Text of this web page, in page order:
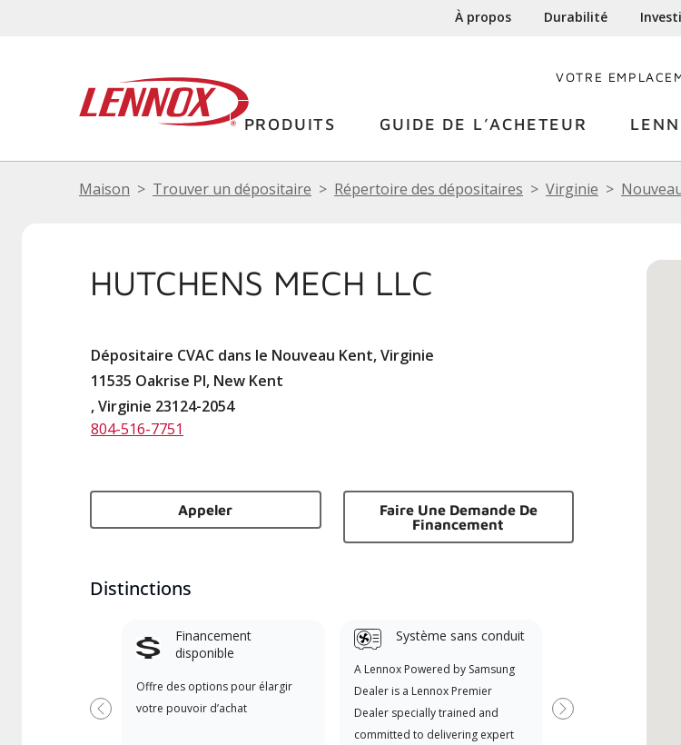
À propos Durabilité
VOTRE
PRODUITS GUIDE DE L’ACHETEUR
Maison Trouver un dépositaire Répertoire des dépositaires Virginie
HUTCHENS MECH LLC
Dépositaire CVAC dans le Nouveau Kent, Virginie
11535 Oakrise Pl, New Kent
, Virginie 23124-2054
804-516-7751
Appeler
Faire Une Demande De
Financement
Distinctions
Financement
disponible
Offre des options pour élargir
votre pouvoir d’achat
Système sans conduit
A Lennox Powered by Samsung
Dealer is a Lennox Premier
Dealer specially trained and
committed to delivering expert
si disponibles
Previous Next